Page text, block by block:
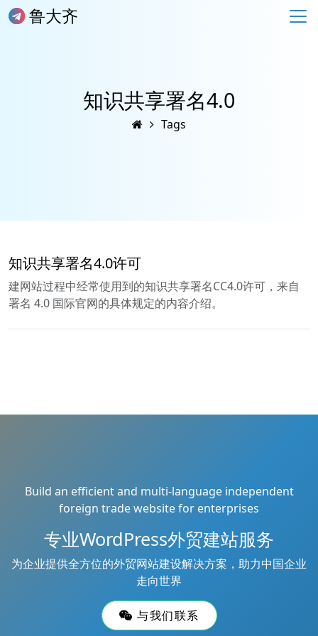
鲁大齐
知识共享署名4.0
Tags
知识共享署名4.0许可
建网站过程中经常使用到的知识共享署名CC4.0许可，来自
署名 4.0 国际官网的具体规定的内容介绍。
Build an efficient and multi-language independent
foreign trade website for enterprises
专业WordPress外贸建站服务
为企业提供全方位的外贸网站建设解决方案，助力中国企业
走向世界
与我们联系